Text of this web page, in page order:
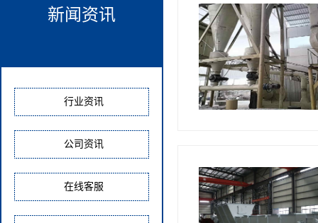
新闻资讯
行业资讯
公司资讯
在线客服